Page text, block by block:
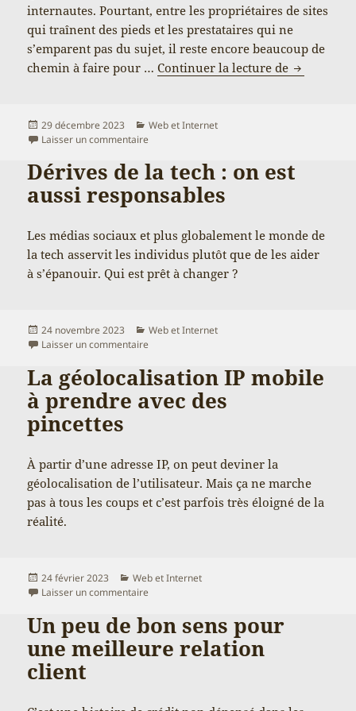
internautes. Pourtant, entre les propriétaires de sites
qui traînent des pieds et les prestataires qui ne
s’emparent pas du sujet, il reste encore beaucoup de
chemin à faire pour …Continuer la lecture de
Publié
le
29 décembre 2023 Catégories
Web et Internet
Laisser un commentairesur Consentement RGPD et cookies
Dérives de la tech : on est
aussi responsables
Les médias sociaux et plus globalement le monde de
la tech asservit les individus plutôt que de les aider
à s’épanouir. Qui est prêt à changer ?
Publié
le
24 novembre 2023 Catégories
Web et Internet
Laisser un commentairesur Dérives de la tech : on est aussi
La géolocalisation IP mobile
à prendre avec des
pincettes
À partir d’une adresse IP, on peut deviner la
géolocalisation de l’utilisateur. Mais ça ne marche
pas à tous les coups et c’est parfois très éloigné de la
réalité.
Publié
le
24 février 2023 Catégories
Web et Internet
Laisser un commentairesur La géolocalisation IP mobile à prendre
Un peu de bon sens pour
une meilleure relation
client